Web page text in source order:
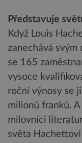
Představuje
Když Louis
zanechává
se 165
vysoce
roční výnosy se
milionů franků.
milovníci
světa